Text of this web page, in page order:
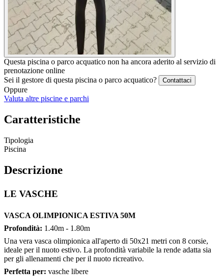
Questa piscina o parco acquatico non ha ancora aderito al servizio di
prenotazione online
Sei il gestore di questa piscina o parco acquatico?
Contattaci
Oppure
Valuta altre piscine e parchi
Caratteristiche
Tipologia
Piscina
Descrizione
LE VASCHE
VASCA OLIMPIONICA ESTIVA 50M
Profondità: 1.40m - 1.80m
Una vera vasca olimpionica all'aperto di 50x21 metri con 8 corsie,
ideale per il nuoto estivo. La profondità variabile la rende adatta sia
per gli allenamenti che per il nuoto ricreativo.
Perfetta per: vasche libere